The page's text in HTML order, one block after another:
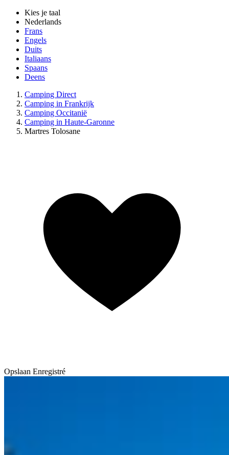
Kies je taal
Nederlands
Frans
Engels
Duits
Italiaans
Spaans
Deens
Camping Direct
Camping in Frankrijk
Camping Occitanië
Camping in Haute-Garonne
Martres Tolosane
Opslaan Enregistré